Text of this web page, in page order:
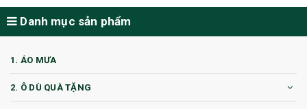
Danh mục sản phẩm
1. ÁO MƯA
2. Ô DÙ QUÀ TẶNG